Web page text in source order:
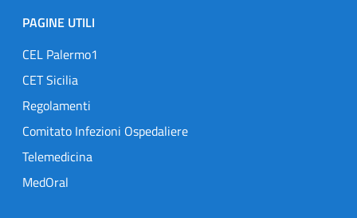
PAGINE UTILI
CEL Palermo1
CET Sicilia
Regolamenti
Comitato Infezioni Ospedaliere
Telemedicina
MedOral